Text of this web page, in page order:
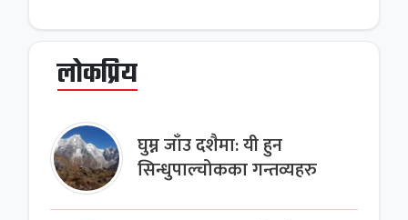
लोकप्रिय
घुम्न जाँउ दशैमा: यी हुन
सिन्धुपाल्चोकका गन्तव्यहरु